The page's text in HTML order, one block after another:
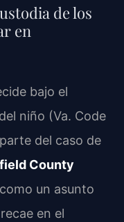
de los
en
bajo el
niño (Va. Code
del caso de
County
un asunto
en el